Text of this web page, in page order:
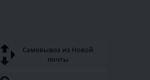
Самовывоз из Новой
почты